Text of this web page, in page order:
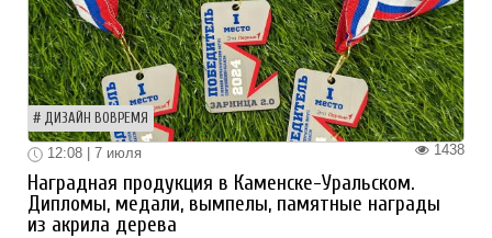
ДИЗАЙН ВОВРЕМЯ
1438
12:08 | 7 июля
Наградная продукция в Каменске-Уральском.
Дипломы, медали, вымпелы, памятные награды
из акрила дерева